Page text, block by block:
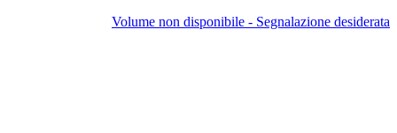
Volume non disponibile - Segnalazione desiderata